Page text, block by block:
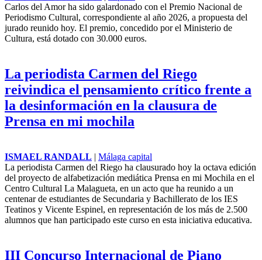
La actualidad española de este lunes ha quedado atravesada por una
sentencia de gran impacto político, nuevas tensiones institucionales,
señales económicas positivas y una preocupación creciente por las
altas temperaturas.
Carlos del Amor, Premio Nacional de
Periodismo Cultural 2026
ROBERTO RANDALL|España
Nacional de Periodismo Cultural,
correspondiente al año 2026, a
propuesta del jurado reunido hoy.
El premio, concedido por el
Ministerio de Cultura, está
dotado con 30.000 euros.